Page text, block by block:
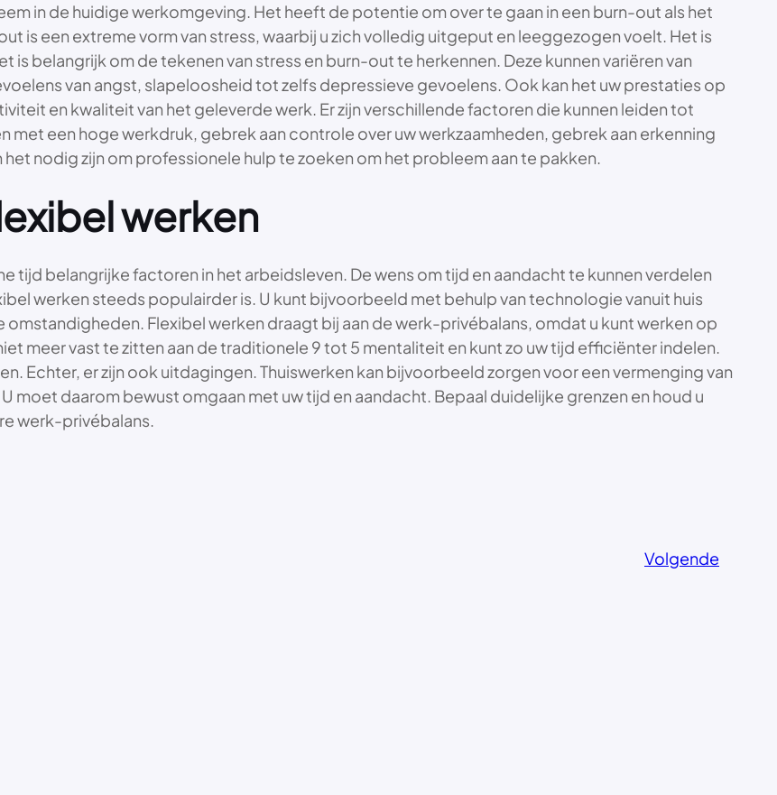
in de huidige werkomgeving. Het heeft de potentie om over te gaan in een burn-out als het
is een extreme vorm van stress, waarbij u zich volledig uitgeput en leeggezogen voelt. Het is
is belangrijk om de tekenen van stress en burn-out te herkennen. Deze kunnen variëren van
van angst, slapeloosheid tot zelfs depressieve gevoelens. Ook kan het uw prestaties op
en kwaliteit van het geleverde werk. Er zijn verschillende factoren die kunnen leiden tot
met een hoge werkdruk, gebrek aan controle over uw werkzaamheden, gebrek aan erkenning
nodig zijn om professionele hulp te zoeken om het probleem aan te pakken.
werken
tijd belangrijke factoren in het arbeidsleven. De wens om tijd en aandacht te kunnen verdelen
werken steeds populairder is. U kunt bijvoorbeeld met behulp van technologie vanuit huis
Flexibel werken draagt bij aan de werk-privébalans, omdat u kunt werken op
meer vast te zitten aan de traditionele 9 tot 5 mentaliteit en kunt zo uw tijd efficiënter indelen.
Echter, er zijn ook uitdagingen. Thuiswerken kan bijvoorbeeld zorgen voor een vermenging van
moet daarom bewust omgaan met uw tijd en aandacht. Bepaal duidelijke grenzen en houd u
werk-privébalans.
Volgende